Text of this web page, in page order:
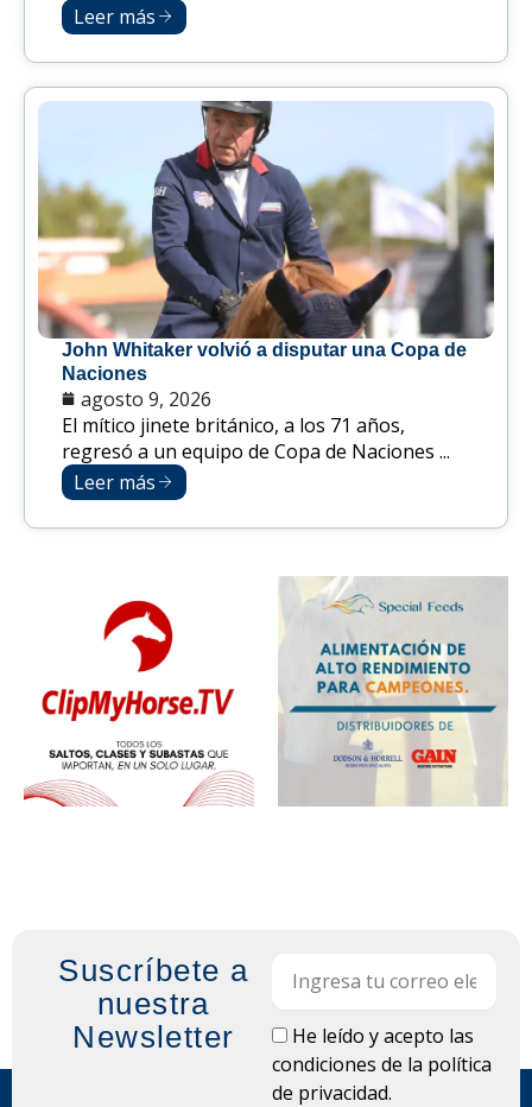
Leer más
John Whitaker volvió a disputar una Copa de
Naciones
agosto 9, 2026
El mítico jinete británico, a los 71 años,
regresó a un equipo de Copa de Naciones ...
Leer más
Suscríbete a
nuestra
Newsletter
LOPDHe leído y acepto las
condiciones de la política
de privacidad.